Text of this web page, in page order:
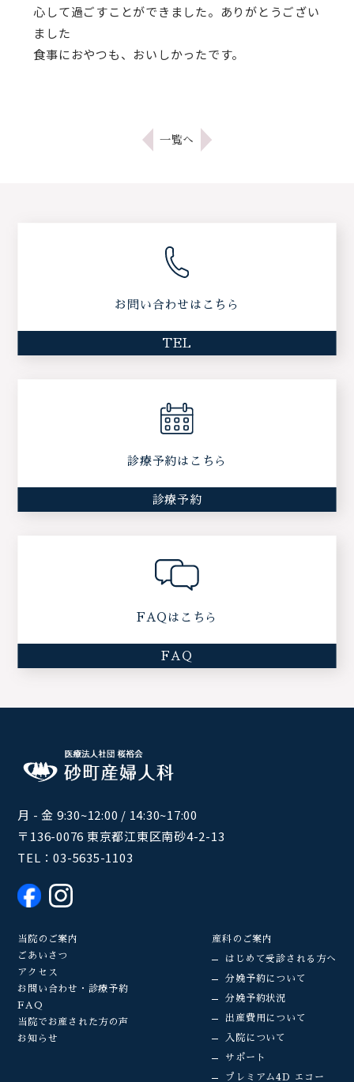
心して過ごすことができました。ありがとうござい
ました
食事におやつも、おいしかったです。
一覧へ
お問い合わせはこちら
TEL
診療予約はこちら
診療予約
FAQはこちら
FAQ
月 - 金 9:30~12:00 / 14:30~17:00
〒136-0076 東京都江東区南砂4-2-13
TEL：03-5635-1103
当院のご案内
ごあいさつ
アクセス
お問い合わせ・診療予約
FAQ
当院でお産された方の声
お知らせ
産科のご案内
はじめて受診される方へ
分娩予約について
分娩予約状況
出産費用について
入院について
サポート
プレミアム4D エコー